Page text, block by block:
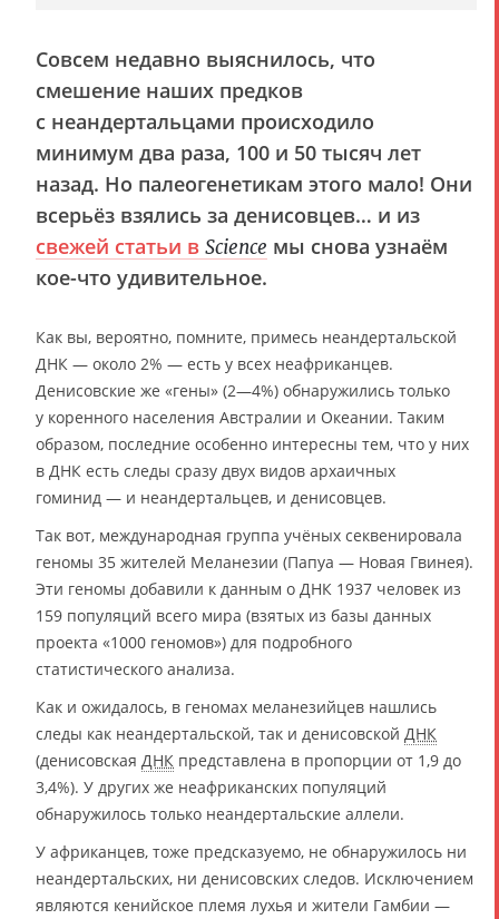
Совсем недавно выяснилось, что
смешение наших предков
с неандертальцами происходило
минимум два раза, 100 и 50 тысяч лет
назад. Но палеогенетикам этого мало! Они
всерьёз взялись за денисовцев… и из
свежей статьи в Science мы снова узнаём
кое-что удивительное.
Как вы, вероятно, помните, примесь неандертальской
ДНК — около 2% — есть у всех неафриканцев.
Денисовские же «гены» (2—4%) обнаружились только
у коренного населения Австралии и Океании. Таким
образом, последние особенно интересны тем, что у них
в ДНК есть следы сразу двух видов архаичных
гоминид — и неандертальцев, и денисовцев.
Так вот, международная группа учёных секвенировала
геномы 35 жителей Меланезии (Папуа — Новая Гвинея).
Эти геномы добавили к данным о ДНК 1937 человек из
159 популяций всего мира (взятых из базы данных
проекта «1000 геномов») для подробного
статистического анализа.
Как и ожидалось, в геномах меланезийцев нашлись
следы как неандертальской, так и денисовской ДНК
(денисовская ДНК представлена в пропорции от 1,9 до
3,4%). У других же неафриканских популяций
обнаружилось только неандертальские аллели.
У африканцев, тоже предсказуемо, не обнаружилось ни
неандертальских, ни денисовских следов. Исключением
являются кенийское племя лухья и жители Гамбии —